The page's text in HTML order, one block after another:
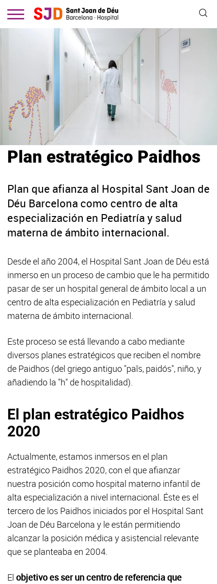
contenido
Plan estratégico Paidhos
Plan que afianza al Hospital Sant Joan de
Déu Barcelona como centro de alta
especialización en Pediatría y salud
materna de ámbito internacional.
Desde el año 2004, el Hospital Sant Joan de Déu está
inmerso en un proceso de cambio que le ha permitido
pasar de ser un hospital general de ámbito local a un
centro de alta especialización en Pediatría y salud
materna de ámbito internacional.
Este proceso se está llevando a cabo mediante
diversos planes estratégicos que reciben el nombre
de Paidhos (del griego antiguo "paîs, paidós", niño, y
añadiendo la "h" de hospitalidad).
El plan estratégico Paidhos
2020
Actualmente, estamos inmersos en el plan
estratégico Paidhos 2020, con el que afianzar
nuestra posición como hospital materno infantil de
alta especialización a nivel internacional. Éste es el
tercero de los Paidhos iniciados por el Hospital Sant
Joan de Déu Barcelona y le están permitiendo
alcanzar la posición médica y asistencial relevante
que se planteaba en 2004.
El objetivo es ser un centro de referencia que